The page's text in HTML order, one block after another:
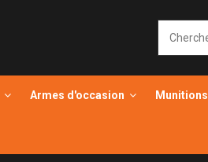
Armes d'occasion Munitions